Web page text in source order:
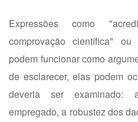
Expressões como
comprovação científica"
podem funcionar como
de esclarecer, elas podem
deveria ser examinado:
empregado, a robustez dos